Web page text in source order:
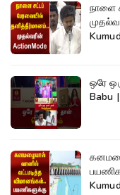
நாளை
ஒரே ஒரு
Babu